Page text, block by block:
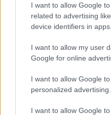
I want to allow Google
related to advertising
device identifiers in apps.
I want to allow my user
Google for online
I want to allow Google
personalized advertising.
I want to allow Google